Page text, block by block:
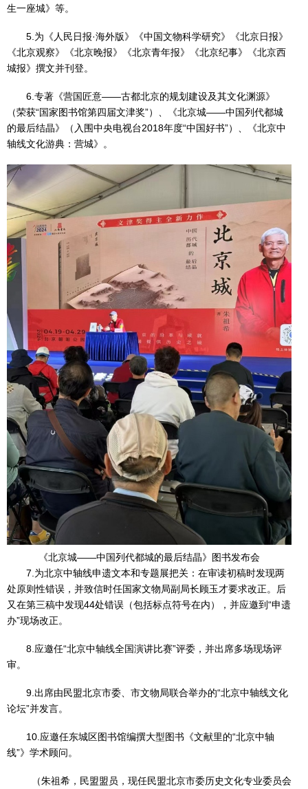
生一座城》等。
5.为《人民日报·海外版》《中国文物科学研究》《北京日报》
《北京观察》《北京晚报》《北京青年报》《北京纪事》《北京西
城报》撰文并刊登。
6.专著《营国匠意——古都北京的规划建设及其文化渊源》
（荣获“国家图书馆第四届文津奖”）、《北京城——中国列代都城
的最后结晶》（入围中央电视台2018年度“中国好书”）、《北京中
轴线文化游典：营城》。
《北京城——中国列代都城的最后结晶》图书发布会
7.为北京中轴线申遗文本和专题展把关：在审读初稿时发现两
处原则性错误，并致信时任国家文物局副局长顾玉才要求改正。后
又在第三稿中发现44处错误（包括标点符号在内），并应邀到“申遗
办”现场改正。
8.应邀任“北京中轴线全国演讲比赛”评委，并出席多场现场评
审。
9.出席由民盟北京市委、市文物局联合举办的“北京中轴线文化
论坛”并发言。
10.应邀任东城区图书馆编撰大型图书《文献里的“北京中轴
线”》学术顾问。
（朱祖希，民盟盟员，现任民盟北京市委历史文化专业委员会